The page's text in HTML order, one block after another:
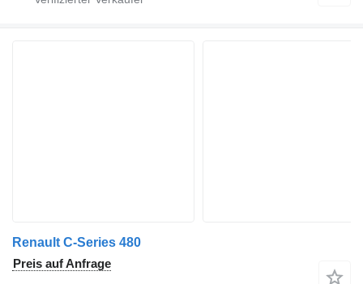
Renault C-Series 480
Preis auf Anfrage